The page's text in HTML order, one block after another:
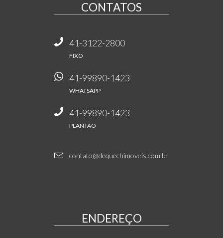
CONTATOS
41-3122-2800
FIXO
41-99890-1423
WHATSAPP
41-99890-1423
PLANTÃO
contato@dequechimoveis.com.br
ENDEREÇO